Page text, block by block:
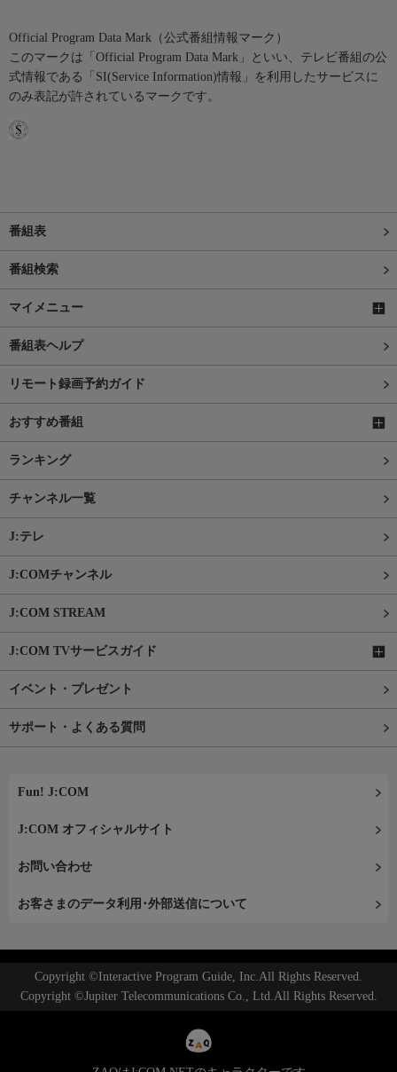
Official Program Data Mark（公式番組情報マーク）
このマークは「Official Program Data Mark」といい、テレビ番組の公
式情報である「SI(Service Information)情報」を利用したサービスに
のみ表記が許されているマークです。
番組表
番組検索
マイメニュー
番組表ヘルプ
リモート録画予約ガイド
おすすめ番組
ランキング
チャンネル一覧
J:テレ
J:COMチャンネル
J:COM STREAM
J:COM TVサービスガイド
イベント・プレゼント
サポート・よくある質問
Fun! J:COM
J:COM オフィシャルサイト
お問い合わせ
お客さまのデータ利用･外部送信について
Copyright ©Interactive Program Guide, Inc.All Rights Reserved.
Copyright ©Jupiter Telecommunications Co., Ltd.All Rights Reserved.